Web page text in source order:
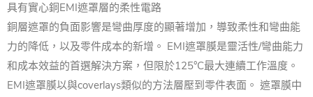
具有實心銅EMI遮罩層的柔性電路
銅層遮罩的負面影響是彎曲厚度的顯著增加，導致柔性和彎曲能
力的降低，以及零件成本的新增。 EMI遮罩膜是靈活性/彎曲能力
和成本效益的首選解決方案，但限於125°C最大連續工作溫度。
EMI遮罩膜以與coverlays類似的方法層壓到零件表面。 遮罩膜中